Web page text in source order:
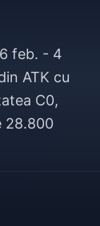
feb. - 4
ATK cu
C0,
28.800